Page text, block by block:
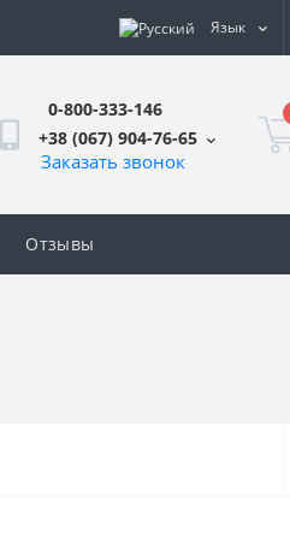
Язык
0-800-333-146
+38 (067) 904-76-65
Заказать звонок
Отзывы